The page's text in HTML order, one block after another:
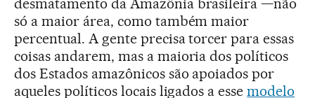
só a maior área, como também maior
percentual. A gente precisa torcer para essas
coisas andarem, mas a maioria dos políticos
dos Estados amazônicos são apoiados por
aqueles políticos locais ligados a essemodelo